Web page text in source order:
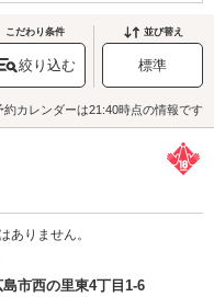
」は、遊園地「北海道グリー
て遊園地気分を楽しめるのも
放的なロケーションで、音楽
からもアクセスが便利です。
こだわり条件
絞り込む
並び替え
標準
カレンダーは21:40時点の情報です
ありません。
市西の里東4丁目1-6